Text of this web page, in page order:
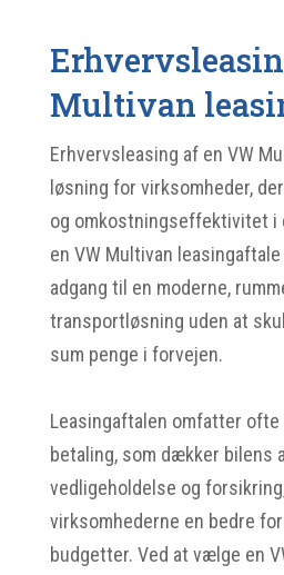
Multivan
Erhvervsleasing af en VW
løsning for virksomheder,
og omkostningseffektivitet i
en VW Multivan
adgang til en moderne,
transportløsning uden at
sum penge i forvejen.
Leasingaftalen omfatter
betaling, som dækker bilens
vedligeholdelse og
virksomhederne en bedre
budgetter. Ved at vælge en